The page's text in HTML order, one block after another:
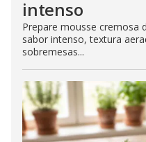
intenso
Prepare mousse cremosa
sabor intenso, textura
sobremesas...